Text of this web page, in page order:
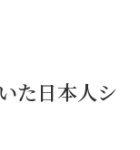
た日本人シ